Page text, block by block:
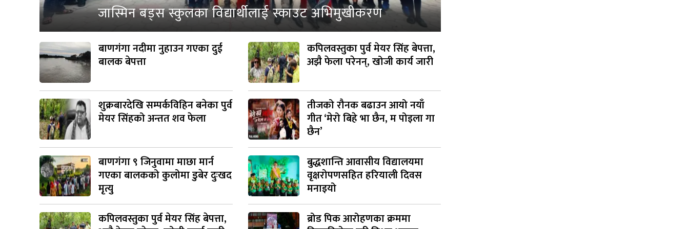
जास्मिन बड्स स्कुलका विद्यार्थीलाई स्काउट अभिमुखीकरण
बाणगंगा नदीमा नुहाउन गएका दुई
बालक बेपत्ता
शुक्रबारदेखि सम्पर्कविहिन बनेका पुर्व
मेयर सिंहको अन्तत शव फेला
बाणगंगा ९ जिनुवामा माछा मार्न
गएका बालकको कुलोमा डुबेर दुःखद
मृत्यु
कपिलवस्तुका पुर्व मेयर सिंह बेपत्ता,
कपिलवस्तुका पुर्व मेयर सिंह बेपत्ता,
अझै फेला परेनन्, खोजी कार्य जारी
तीजको रौनक बढाउन आयो नयाँ
गीत ‘मेरो बिहे भा छैन, म पोइला गा
छैन’
बुद्धशान्ति आवासीय विद्यालयमा
वृक्षरोपणसहित हरियाली दिवस
मनाइयो
ब्रोड पिक आरोहणका क्रममा